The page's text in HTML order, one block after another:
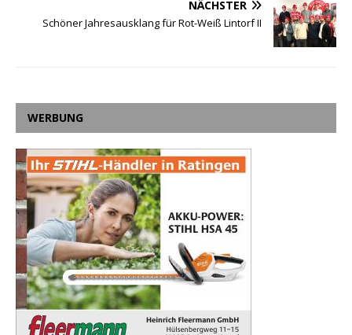
NÄCHSTER
Schöner Jahresausklang für Rot-Weiß Lintorf II
WERBUNG